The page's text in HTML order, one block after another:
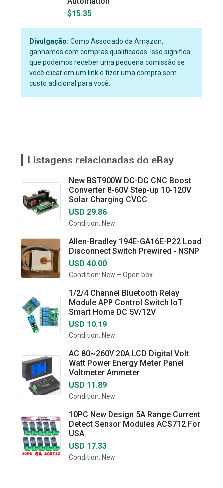
$15.35
Divulgação: Como Associado da Amazon,
ganhamos com compras qualificadas. Isso significa
que podemos receber uma pequena comissão se
você clicar em um link e fizer uma compra sem
custo adicional para você.
Listagens relacionadas do eBay
New BST900W DC-DC CNC Boost
Converter 8-60V Step-up 10-120V
Solar Charging CVCC
USD 29.86
Condition: New
Allen-Bradley 194E-GA16E-P22 Load
Disconnect Switch Prewired - NSNP
USD 40.00
Condition: New – Open box
1/2/4 Channel Bluetooth Relay
Module APP Control Switch IoT
Smart Home DC 5V/12V
USD 10.19
Condition: New
AC 80~260V 20A LCD Digital Volt
Watt Power Energy Meter Panel
Voltmeter Ammeter
USD 11.89
Condition: New
10PC New Design 5A Range Current
Detect Sensor Modules ACS712 For
USA
USD 17.33
Condition: New